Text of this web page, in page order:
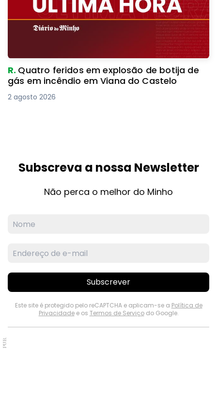
R. Quatro feridos em explosão de botija de
gás em incêndio em Viana do Castelo
2 agosto 2026
Subscreva a nossa Newsletter
Não perca o melhor do Minho
Subscrever
Este site é protegido pelo reCAPTCHA e aplicam-se a Política de
Privacidadee os Termos de Serviçodo Google.
PUB.